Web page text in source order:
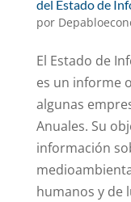
del Estado de
por
El Estado de
es un informe
algunas
Anuales. Su
información
humanos y de